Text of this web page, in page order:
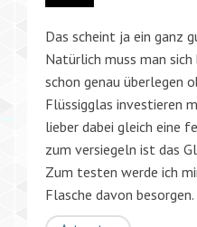
Das scheint ja ein ganz
Natürlich muss man sich
schon genau überlegen
Flüssigglas investieren
lieber dabei gleich eine
zum versiegeln ist das
Zum testen werde ich
Flasche davon besorgen.